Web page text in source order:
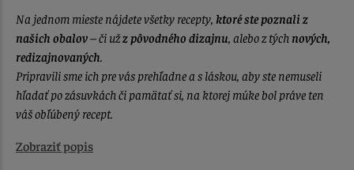
Na jednom mieste nájdete všetky recepty, ktoré ste poznali z
našich obalov– či užz pôvodného dizajnu, alebo z tých nových,
redizajnovaných.
Pripravili sme ich pre vás prehľadne a s láskou, aby ste nemuseli
hľadať po zásuvkách či pamätať si, na ktorej múke bol práve ten
váš obľúbený recept.
Zobraziť popis